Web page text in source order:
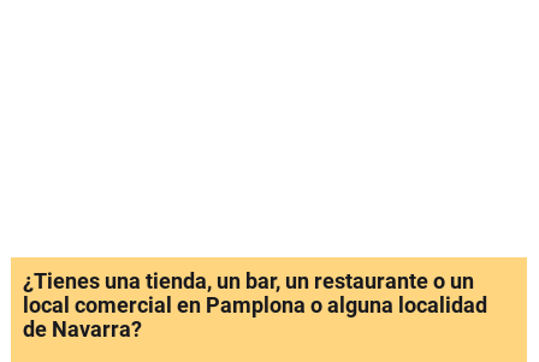
¿Tienes una tienda, un bar, un restaurante o un
local comercial en Pamplona o alguna localidad
de Navarra?